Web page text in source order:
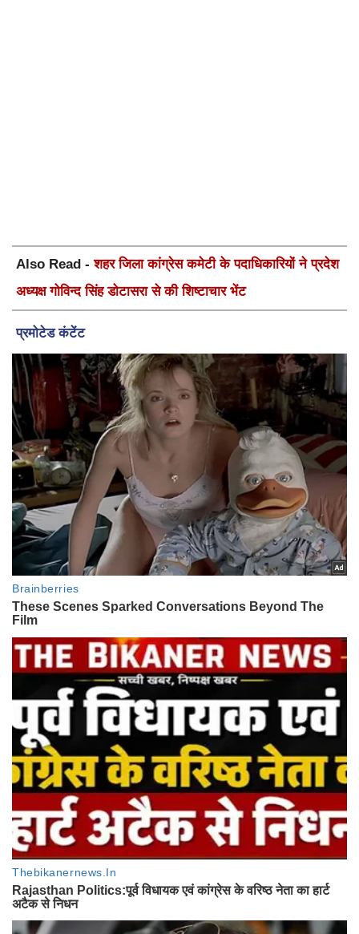
Also Read -शहर जिला कांग्रेस कमेटी के पदाधिकारियों ने प्रदेश
अध्यक्ष गोविन्द सिंह डोटासरा से की शिष्टाचार भेंट